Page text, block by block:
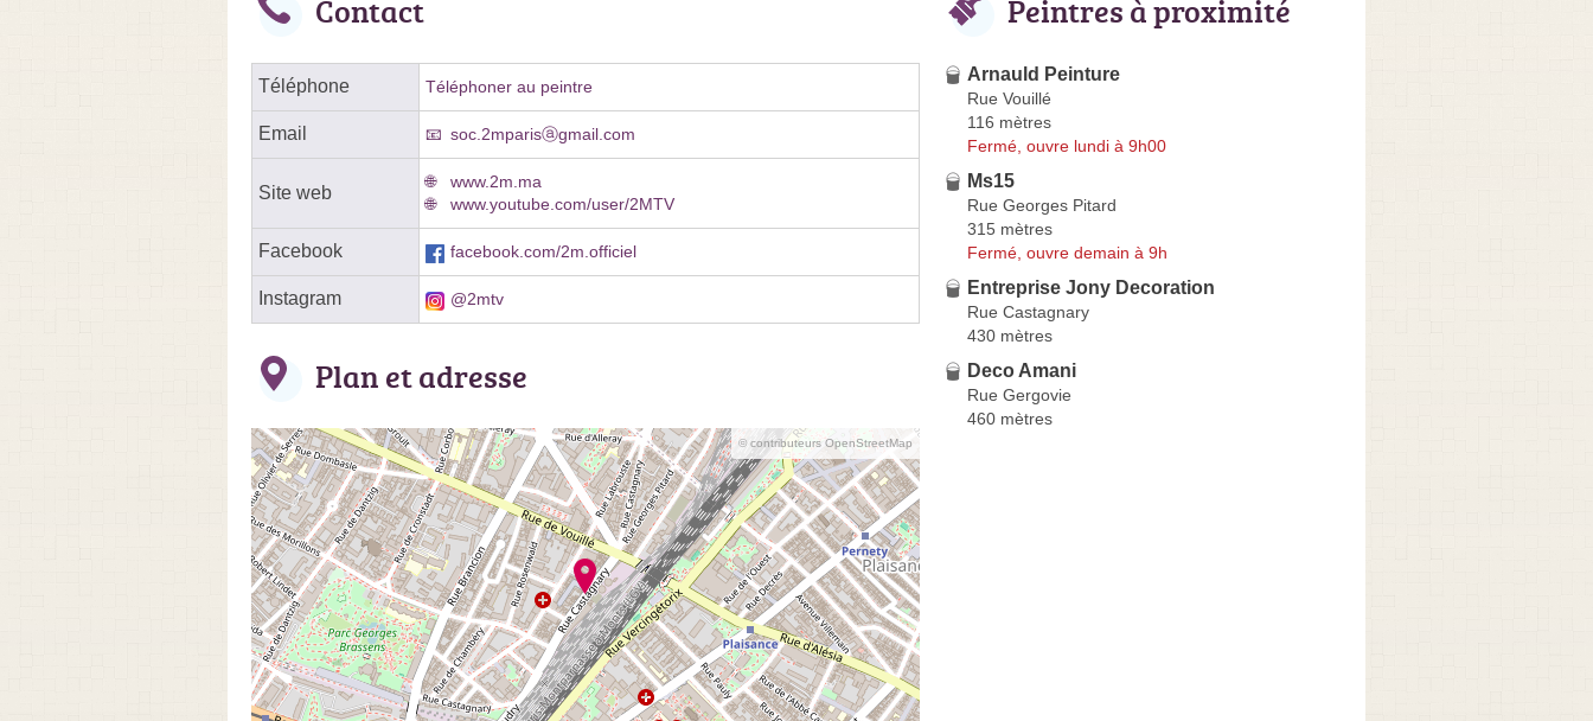
Contact
Téléphone Téléphoner au peintre
Email soc.2mparisⓐgmail.com
Site web
www.2m.ma
www.youtube.com/user/2MTV
Facebook facebook.com/2m.officiel
Instagram @2mtv
Plan et adresse
© contributeurs OpenStreetMap
Peintres à proximité
Arnauld Peinture
Rue Vouillé
116 mètres
Fermé, ouvre lundi à 9h00
Ms15
Rue Georges Pitard
315 mètres
Fermé, ouvre demain à 9h
Entreprise Jony Decoration
Rue Castagnary
430 mètres
Deco Amani
Rue Gergovie
460 mètres